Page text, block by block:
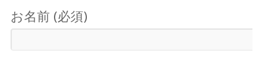
お名前 (必須)